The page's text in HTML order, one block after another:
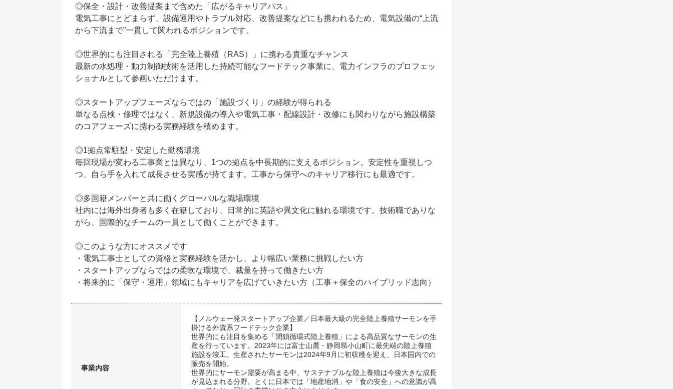
◎保全・設計・改善提案まで含めた「広がるキャリアパス」
電気工事にとどまらず、設備運用やトラブル対応、改善提案などにも携われるため、電気設備の“上流
から下流まで”一貫して関われるポジションです。
◎世界的にも注目される「完全陸上養殖（RAS）」に携わる貴重なチャンス
最新の水処理・動力制御技術を活用した持続可能なフードテック事業に、電力インフラのプロフェッ
ショナルとして参画いただけます。
◎スタートアップフェーズならではの「施設づくり」の経験が得られる
単なる点検・修理ではなく、新規設備の導入や電気工事・配線設計・改修にも関わりながら施設構築
のコアフェーズに携わる実務経験を積めます。
◎1拠点常駐型・安定した勤務環境
毎回現場が変わる工事業とは異なり、1つの拠点を中長期的に支えるポジション。安定性を重視しつ
つ、自ら手を入れて成長させる実感が持てます。工事から保守へのキャリア移行にも最適です。
◎多国籍メンバーと共に働くグローバルな職場環境
社内には海外出身者も多く在籍しており、日常的に英語や異文化に触れる環境です。技術職でありな
がら、国際的なチームの一員として働くことができます。
◎このような方にオススメです
・電気工事士としての資格と実務経験を活かし、より幅広い業務に挑戦したい方
・スタートアップならではの柔軟な環境で、裁量を持って働きたい方
・将来的に「保守・運用」領域にもキャリアを広げていきたい方（工事＋保全のハイブリッド志向）
事業内容
【ノルウェー発スタートアップ企業／日本最大級の完全陸上養殖サーモンを手
掛ける外資系フードテック企業】
世界的にも注目を集める「閉鎖循環式陸上養殖」による高品質なサーモンの生
産を行っています。2023年には富士山麓・静岡県小山町に最先端の陸上養殖
施設を竣工。生産されたサーモンは2024年9月に初収穫を迎え、日本国内での
販売を開始。
世界的にサーモン需要が高まる中、サステナブルな陸上養殖は今後大きな成長
が見込まれる分野。とくに日本では「地産地消」や「食の安全」への意識が高